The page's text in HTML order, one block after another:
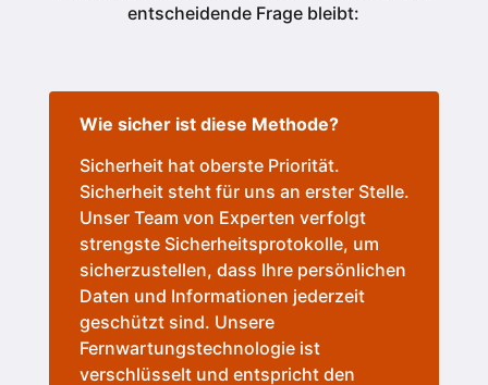
entscheidende Frage bleibt:
Wie sicher ist diese Methode?
Sicherheit hat oberste Priorität.
Sicherheit steht für uns an erster Stelle.
Unser Team von Experten verfolgt
strengste Sicherheitsprotokolle, um
sicherzustellen, dass Ihre persönlichen
Daten und Informationen jederzeit
geschützt sind. Unsere
Fernwartungstechnologie ist
verschlüsselt und entspricht den